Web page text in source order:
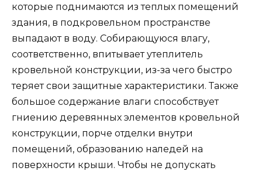
которые поднимаются из теплых помещений
здания, в подкровельном пространстве
выпадают в воду. Собирающуюся влагу,
соответственно, впитывает утеплитель
кровельной конструкции, из-за чего быстро
теряет свои защитные характеристики. Также
большое содержание влаги способствует
гниению деревянных элементов кровельной
конструкции, порче отделки внутри
помещений, образованию наледей на
поверхности крыши. Чтобы не допускать